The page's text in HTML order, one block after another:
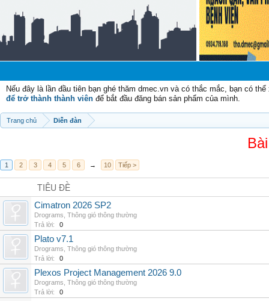
Nếu đây là lần đầu tiên bạn ghé thăm dmec.vn và có thắc mắc, bạn có
để trở thành thành viên để bắt đầu đăng bán sản phẩm của mình.
Trang chủ Diễn đàn
1 2 3 4 5 6 → 10 Tiếp >
TIÊU ĐỀ
Cimatron 2026 SP2
Drograms Thông gió thông thường
Trả lời:
0
Plato v7.1
Drograms Thông gió thông thường
Trả lời:
0
Plexos Project Management 2026 9.0
Drograms Thông gió thông thường
Trả lời:
0